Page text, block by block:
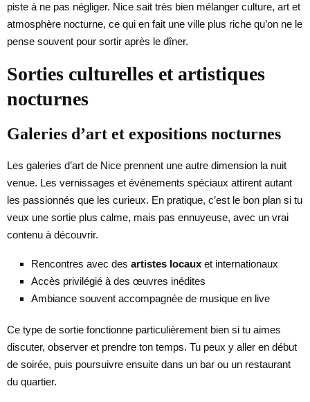
piste à ne pas négliger. Nice sait très bien mélanger culture, art et
atmosphère nocturne, ce qui en fait une ville plus riche qu’on ne le
pense souvent pour sortir après le dîner.
Sorties culturelles et artistiques
nocturnes
Galeries d’art et expositions nocturnes
Les galeries d’art de Nice prennent une autre dimension la nuit
venue. Les vernissages et événements spéciaux attirent autant
les passionnés que les curieux. En pratique, c’est le bon plan si tu
veux une sortie plus calme, mais pas ennuyeuse, avec un vrai
contenu à découvrir.
Rencontres avec des artistes locaux et internationaux
Accès privilégié à des œuvres inédites
Ambiance souvent accompagnée de musique en live
Ce type de sortie fonctionne particulièrement bien si tu aimes
discuter, observer et prendre ton temps. Tu peux y aller en début
de soirée, puis poursuivre ensuite dans un bar ou un restaurant
du quartier.